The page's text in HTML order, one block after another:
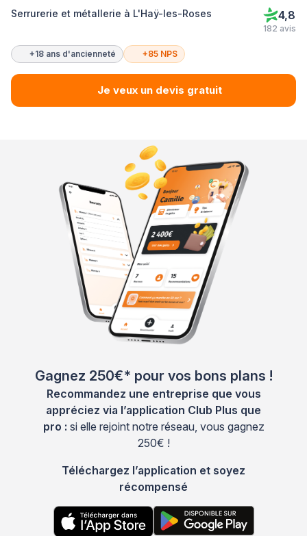
Serrurerie et métallerie à L'Haÿ-les-Roses 4,8
182 avis
+18 ans d'ancienneté +85 NPS
Je veux un devis gratuit
Gagnez 250€* pour vos bons plans !
Recommandez une entreprise que vous
appréciez via l’application Club Plus que
pro : si elle rejoint notre réseau, vous gagnez
250€ !
Téléchargez l’application et soyez
récompensé